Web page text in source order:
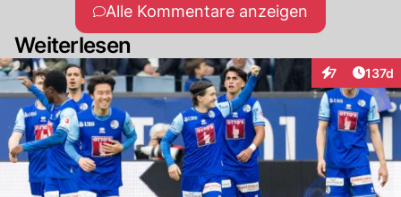
Alle Kommentare anzeigen
Weiterlesen
7
Interaktionen
137d